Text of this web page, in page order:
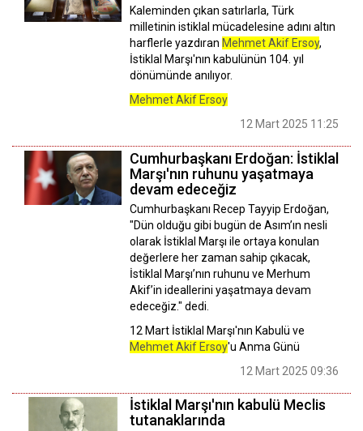
Kaleminden çıkan satırlarla, Türk
milletinin istiklal mücadelesine adını altın
harflerle yazdıran Mehmet Akif Ersoy,
İstiklal Marşı'nın kabulünün 104. yıl
dönümünde anılıyor.
Mehmet Akif Ersoy
12 Mart 2025 11:25
Cumhurbaşkanı Erdoğan: İstiklal
Marşı'nın ruhunu yaşatmaya
devam edeceğiz
Cumhurbaşkanı Recep Tayyip Erdoğan,
"Dün olduğu gibi bugün de Asım’ın nesli
olarak İstiklal Marşı ile ortaya konulan
değerlere her zaman sahip çıkacak,
İstiklal Marşı’nın ruhunu ve Merhum
Akif’in ideallerini yaşatmaya devam
edeceğiz." dedi.
12 Mart İstiklal Marşı'nın Kabulü ve
Mehmet Akif Ersoy'u Anma Günü
12 Mart 2025 09:36
İstiklal Marşı'nın kabulü Meclis
tutanaklarında